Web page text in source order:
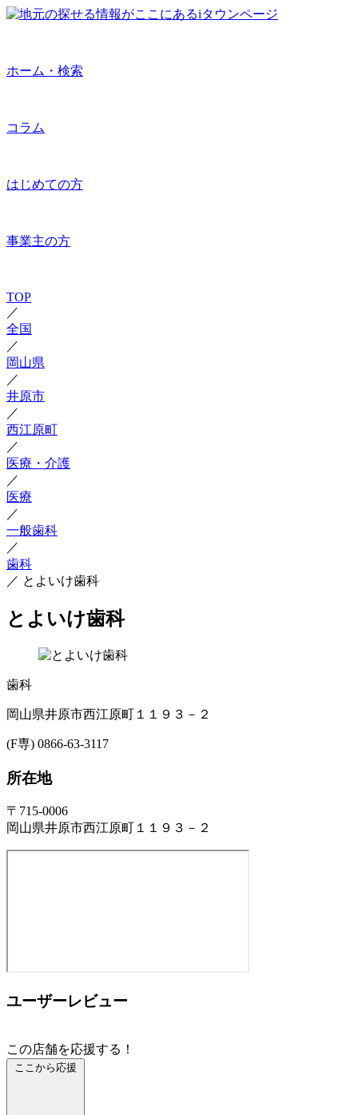
ホーム・検索
コラム
はじめての方
事業主の方
TOP
／
全国
／
岡山県
／
井原市
／
西江原町
／
医療・介護
／
医療
／
一般歯科
／
歯科
／ とよいけ歯科
とよいけ歯科
歯科
岡山県井原市西江原町１１９３－２
(F専) 0866-63-3117
所在地
〒715-0006
岡山県井原市西江原町１１９３－２
ユーザーレビュー
この店舗を応援する！
ここから応援